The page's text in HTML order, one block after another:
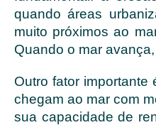
quando áreas
muito próximos ao
Quando o mar
Outro fator
chegam ao mar com
sua capacidade de